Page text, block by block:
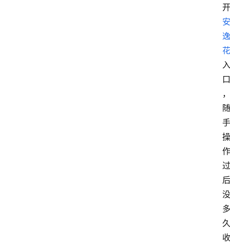
开
安
逸
花
入
口
，
随
手
操
作
过
后
没
多
久
收